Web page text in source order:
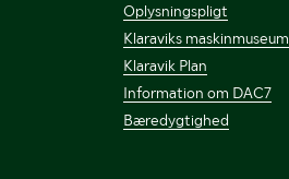
Oplysningspligt
Klaraviks maskinmuseum
Klaravik Plan
Information om DAC7
Bæredygtighed